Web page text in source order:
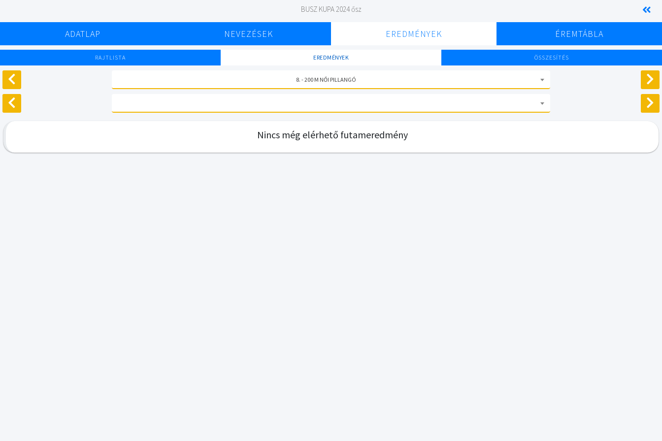
BUSZ KUPA 2024 ősz
ADATLAP NEVEZÉSEK EREDMÉNYEK ÉREMTÁBLA
RAJTLISTA EREDMÉNYEK ÖSSZESÍTÉS
8. - 200 M NŐI PILLANGÓ
Nincs még elérhető futameredmény